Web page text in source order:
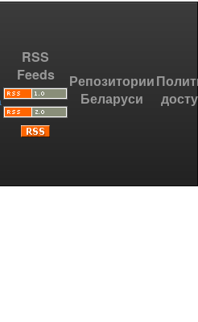
RSS
Feeds
Репозитории
Беларуси